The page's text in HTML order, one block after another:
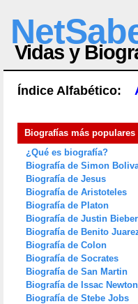
Vidas y
Índice Alfabético:
Biografías más populares
¿Qué es biografía?
Biografía de Simon
Biografía de Jesus
Biografía de Aristoteles
Biografía de Platon
Biografía de Justin Bieber
Biografía de Benito
Biografía de Colon
Biografía de Socrates
Biografía de San Martin
Biografía de Issac Newton
Biografía de Stebe Jobs